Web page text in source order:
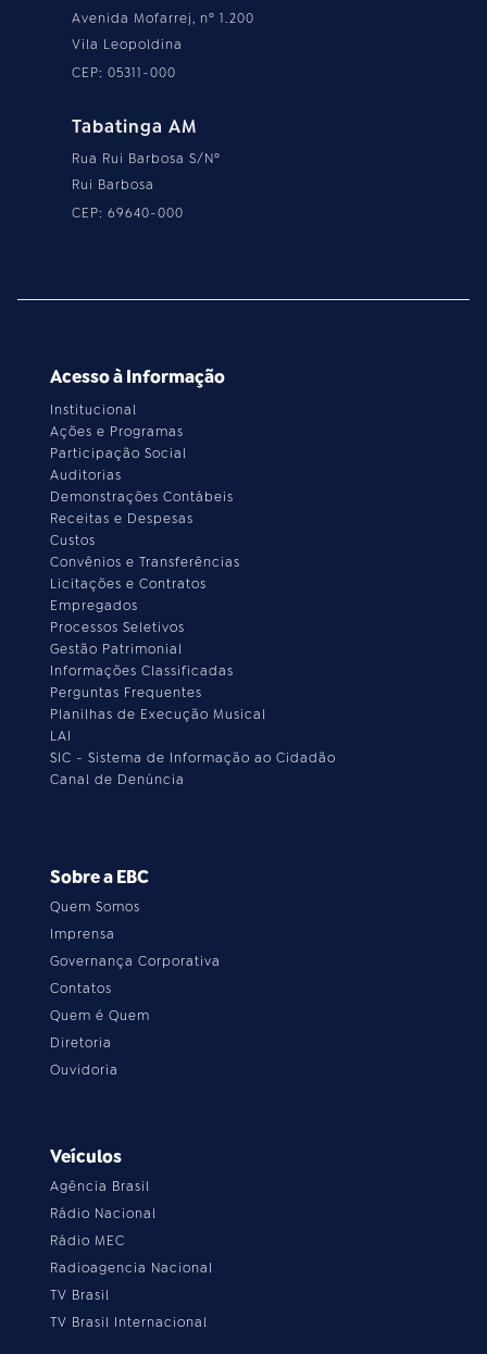
Avenida Mofarrej, nº 1.200
Vila Leopoldina
CEP: 05311-000
Tabatinga AM
Rua Rui Barbosa S/Nº
Rui Barbosa
CEP: 69640-000
Acesso à Informação
Institucional
Ações e Programas
Participação Social
Auditorias
Demonstrações Contábeis
Receitas e Despesas
Custos
Convênios e Transferências
Licitações e Contratos
Empregados
Processos Seletivos
Gestão Patrimonial
Informações Classificadas
Perguntas Frequentes
Planilhas de Execução Musical
LAI
SIC - Sistema de Informação ao Cidadão
Canal de Denúncia
Sobre a EBC
Quem Somos
Imprensa
Governança Corporativa
Contatos
Quem é Quem
Diretoria
Ouvidoria
Veículos
Agência Brasil
Rádio Nacional
Rádio MEC
Radioagencia Nacional
TV Brasil
TV Brasil Internacional